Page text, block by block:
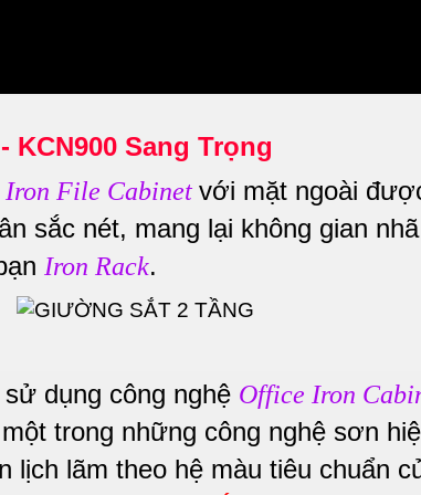
KCN900 Sang Trọng
Iron File Cabinet với mặt ngoài
sắc nét, mang lại không gian nhã
Iron Rack.
sử dụng công nghệ Office Iron
trong những công nghệ sơn
lịch lãm theo hệ màu tiêu chuẩn